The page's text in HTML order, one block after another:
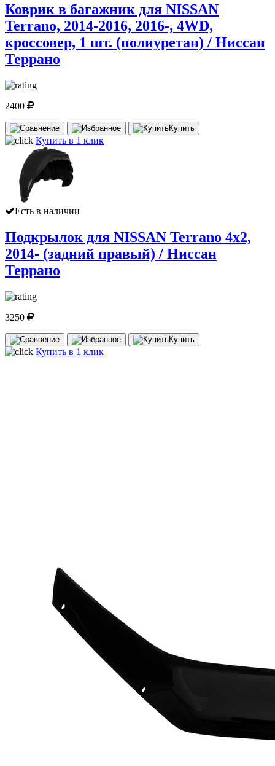
Коврик в багажник для NISSAN
Terrano, 2014-2016, 2016-, 4WD,
кроссовер, 1 шт. (полиуретан) / Ниссан
Террано
2400
Купить
Купить в 1 клик
Есть в наличии
Подкрылок для NISSAN Terrano 4x2,
2014- (задний правый) / Ниссан
Террано
3250
Купить
Купить в 1 клик